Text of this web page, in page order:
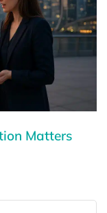
Matters